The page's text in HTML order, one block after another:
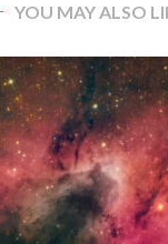
YOU MAY ALSO